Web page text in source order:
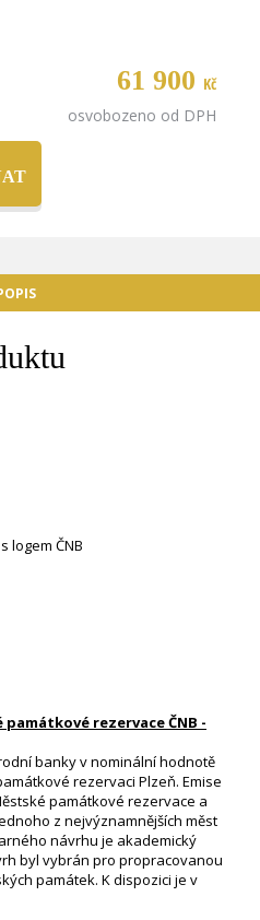
61 900 Kč
osvobozeno od DPH
logem ČNB
památkové rezervace ČNB -
banky v nominální hodnotě
rezervaci Plzeň. Emise
památkové rezervace a
z nejvýznamnějších měst
návrhu je akademický
byl vybrán pro propracovanou
památek. K dispozici je v